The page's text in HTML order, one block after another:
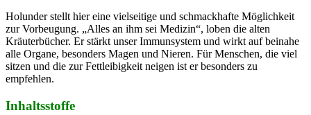
Holunder stellt hier eine vielseitige und schmackhafte Möglichkeit
zur Vorbeugung. „Alles an ihm sei Medizin“, loben die alten
Kräuterbücher. Er stärkt unser Immunsystem und wirkt auf beinahe
alle Organe, besonders Magen und Nieren. Für Menschen, die viel
sitzen und die zur Fettleibigkeit neigen ist er besonders zu
empfehlen.
Inhaltsstoffe